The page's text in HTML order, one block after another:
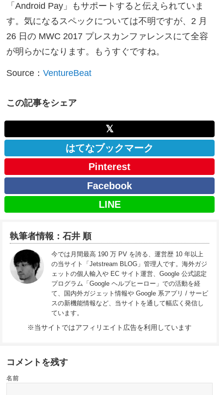
「Android Pay」もサポートすると伝えられていま
す。気になるスペックについては不明ですが、2 月
26 日の MWC 2017 プレスカンファレンスにて全容
が明らかになります。もうすぐですね。
Source：VentureBeat
この記事をシェア
𝕏
はてなブックマーク
Pinterest
Facebook
LINE
執筆者情報：石井 順
今では月間最高 190 万 PV を誇る、運営歴 10 年以上
の当サイト「Jetstream BLOG」管理人です。海外ガジ
ェットの個人輸入や EC サイト運営、Google 公式認定
プログラム「Google ヘルプヒーロー」での活動を経
て、国内外ガジェット情報や Google 系アプリ / サービ
スの新機能情報など、当サイトを通して幅広く発信し
ています。
※当サイトではアフィリエイト広告を利用しています
コメントを残す
名前